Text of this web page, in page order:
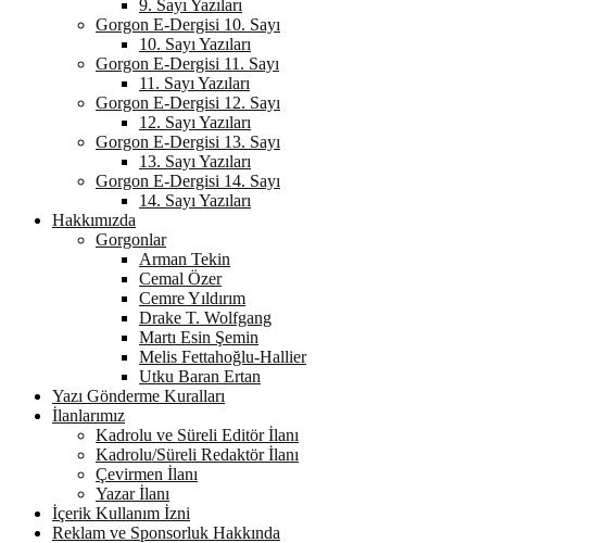
9. Sayı Yazıları
Gorgon E-Dergisi 10. Sayı
10. Sayı Yazıları
Gorgon E-Dergisi 11. Sayı
11. Sayı Yazıları
Gorgon E-Dergisi 12. Sayı
12. Sayı Yazıları
Gorgon E-Dergisi 13. Sayı
13. Sayı Yazıları
Gorgon E-Dergisi 14. Sayı
14. Sayı Yazıları
Hakkımızda
Gorgonlar
Arman Tekin
Cemal Özer
Cemre Yıldırım
Drake T. Wolfgang
Martı Esin Şemin
Melis Fettahoğlu-Hallier
Utku Baran Ertan
Yazı Gönderme Kuralları
İlanlarımız
Kadrolu ve Süreli Editör İlanı
Kadrolu/Süreli Redaktör İlanı
Çevirmen İlanı
Yazar İlanı
İçerik Kullanım İzni
Reklam ve Sponsorluk Hakkında